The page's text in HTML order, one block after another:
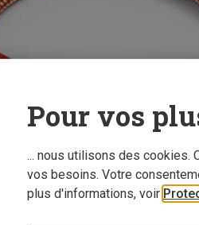
Pour vos
... nous utilisons des cookies.
vos besoins. Votre
plus d'informations, voir